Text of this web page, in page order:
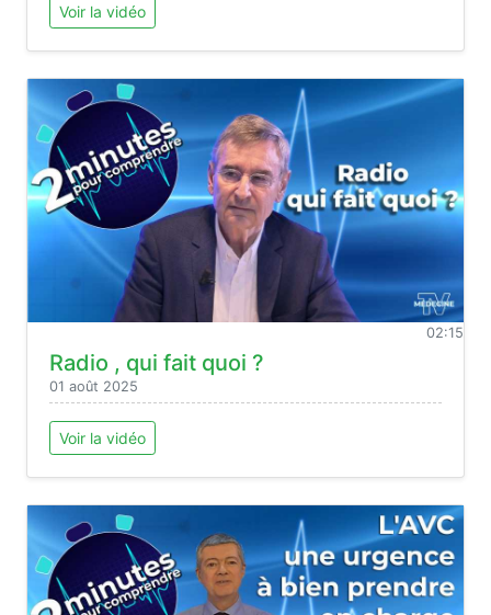
Voir la vidéo
02:15
Radio , qui fait quoi ?
01 août 2025
Voir la vidéo